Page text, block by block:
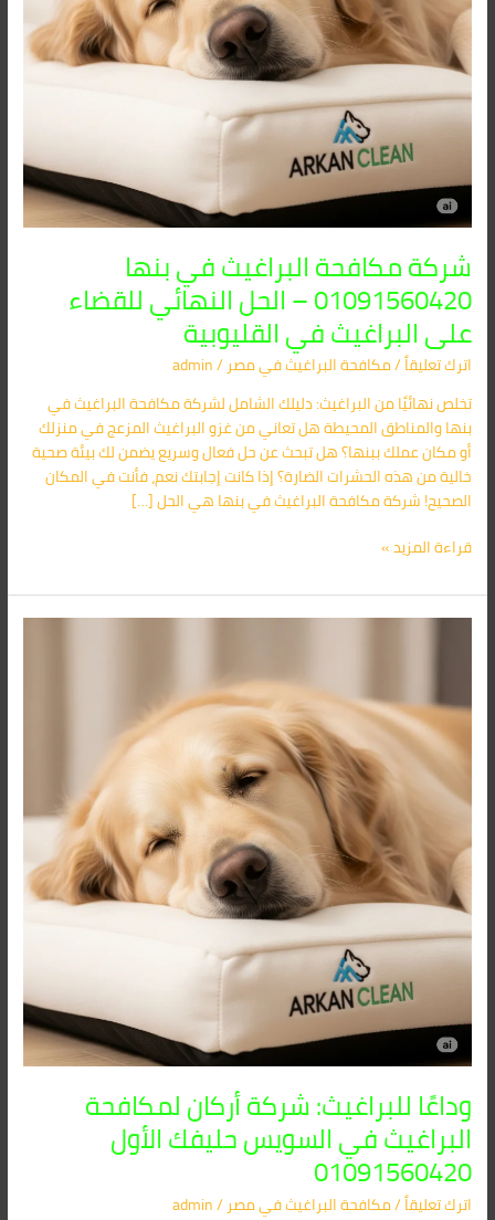
شركة مكافحة البراغيث في بنها
01091560420 – الحل النهائي للقضاء
على البراغيث في القليوبية
اترك تعليقاً/مكافحة البراغيث​ في مصر/
admin
تخلص نهائيًا من البراغيث: دليلك الشامل لشركة مكافحة البراغيث في
بنها والمناطق المحيطة هل تعاني من غزو البراغيث المزعج في منزلك
أو مكان عملك ببنها؟ هل تبحث عن حل فعال وسريع يضمن لك بيئة صحية
خالية من هذه الحشرات الضارة؟ إذا كانت إجابتك نعم، فأنت في المكان
الصحيح! شركة مكافحة البراغيث في بنها هي الحل […]
للقضاء
على
البراغيث
في
القليوبية
قراءة المزيد »
وداعًا للبراغيث: شركة أركان لمكافحة
البراغيث في السويس حليفك الأول
01091560420
اترك تعليقاً/مكافحة البراغيث​ في مصر/
admin
أركان
لمكافحة
البراغيث
السويس
الأول
01091560420